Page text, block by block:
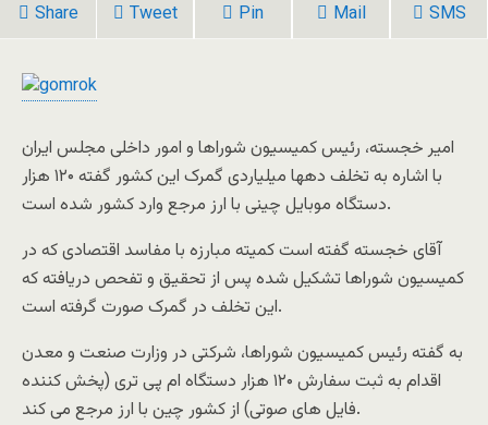
Share Tweet Pin Mail SMS
امیر خجسته، رئیس کمیسیون شوراها و امور داخلی مجلس ایران
با اشاره به تخلف دهها میلیاردی گمرک این کشور گفته ۱۲۰ هزار
دستگاه موبایل چینی با ارز مرجع وارد کشور شده است.
آقای خجسته گفته است کمیته مبارزه با مفاسد اقتصادی که در
کمیسیون شوراها تشکیل شده پس از تحقیق و تفحص دریافته که
این تخلف در گمرک صورت گرفته است.
به گفته رئیس کمیسیون شوراها، شرکتی در وزارت صنعت و معدن
اقدام به ثبت سفارش ۱۲۰ هزار دستگاه ام پی تری (پخش کننده
فایل های صوتی) از کشور چین با ارز مرجع می کند.